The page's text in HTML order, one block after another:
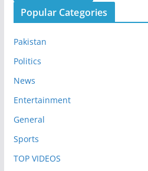
Popular Categories
Pakistan
Politics
News
Entertainment
General
Sports
TOP VIDEOS